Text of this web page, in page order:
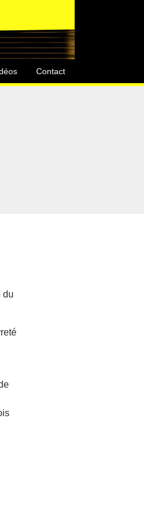
Contact
du